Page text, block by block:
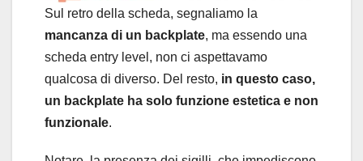
Sul retro della scheda, segnaliamo la
mancanza di un backplate, ma essendo una
scheda entry level, non ci aspettavamo
qualcosa di diverso. Del resto, in questo caso,
un backplate ha solo funzione estetica e non
funzionale.